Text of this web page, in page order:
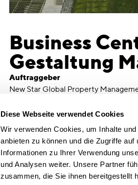
Diese Webseite verwendet Cookies
Wir verwenden Cookies, um Inhalte
anbieten zu können und die Zugriffe
Informationen zu Ihrer Verwendung
und Analysen weiter. Unsere Partner
zusammen, die Sie ihnen bereitgestellt
Business
Gestaltung
Auftraggeber
New Star Global Property
München
Leistungen
Bedarfsplanung
Definition
Marketinglounge und Musterbüro
Begleitung der Umsetzungen
Projektkostenkontrolle und -